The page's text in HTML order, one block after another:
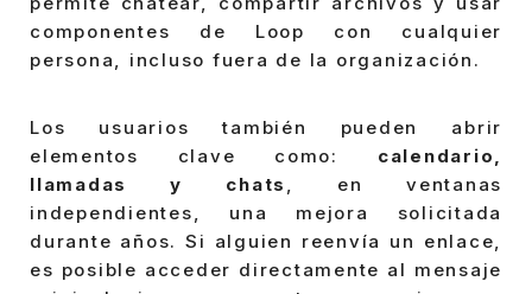
componentes de Loop con cualquier
persona, incluso fuera de la organización.
Los usuarios también pueden abrir
elementos clave como: calendario,
llamadas y chats , en ventanas
independientes, una mejora solicitada
durante años. Si alguien reenvía un enlace,
es posible acceder directamente al mensaje